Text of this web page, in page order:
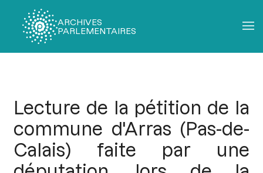
ARCHIVES
PARLEMENTAIRES
Lecture de la pétition de la
commune d'Arras (Pas-de-
Calais) faite par une